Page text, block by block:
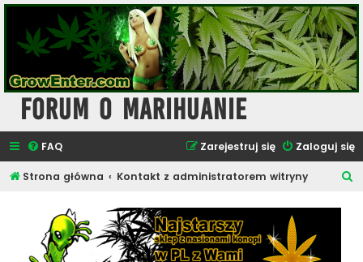
Forum o Marihuanie
FAQ Zaloguj się
Zarejestruj się
Strona główna Kontakt z administratorem witryny